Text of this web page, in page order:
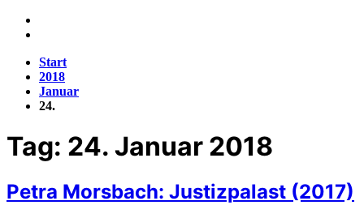
Start
2018
Januar
24.
Tag: 24. Januar 2018
Petra Morsbach: Justizpalast (2017)